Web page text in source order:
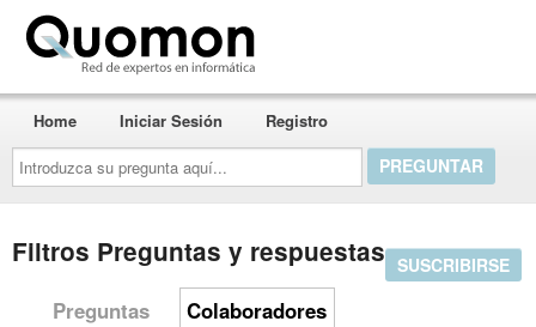
Introduzca
su
pregunta
aquí...
Home Iniciar Sesión Registro
Filtros Preguntas y respuestas SUSCRIBIRSE
Preguntas Colaboradores